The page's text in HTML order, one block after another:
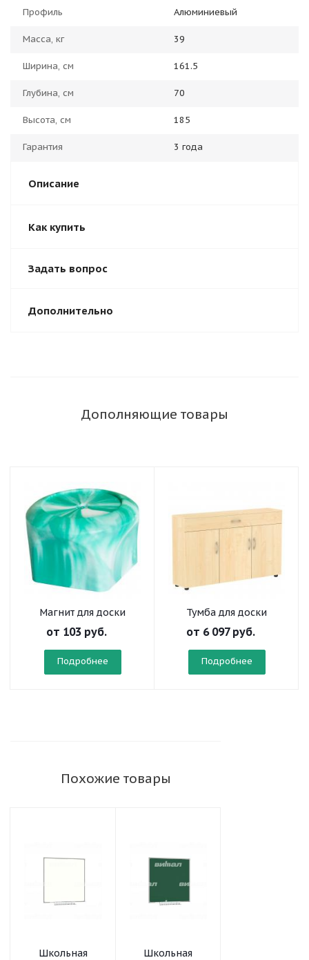
Профиль Алюминиевый
Масса, кг 39
Ширина, см 161.5
Глубина, см 70
Высота, см 185
Гарантия 3 года
Описание
Как купить
Задать вопрос
Дополнительно
Дополняющие товары
Магнит для доски
от 103 руб.
Подробнее
Тумба для доски
от 6 097 руб.
Подробнее
Похожие товары
Школьная
Школьная